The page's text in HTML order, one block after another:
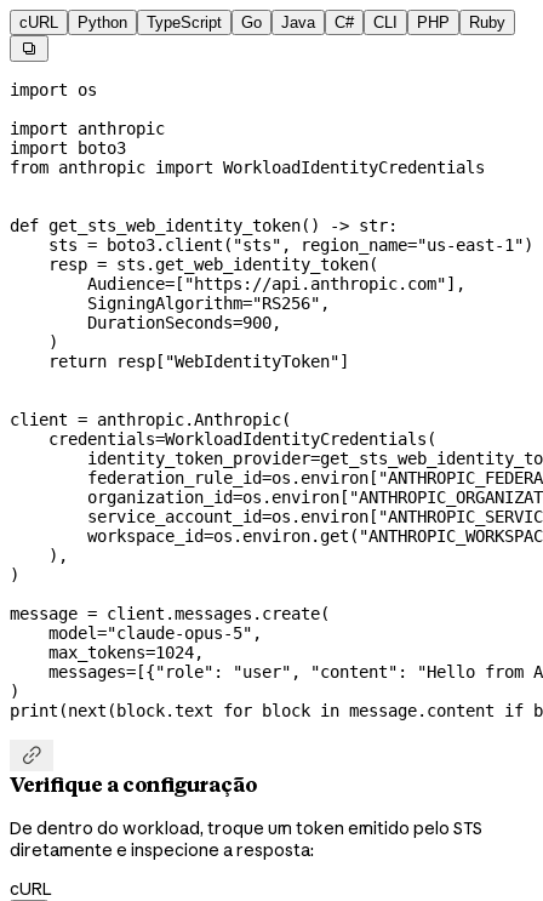
cURL Python TypeScript Go Java C# CLI PHP Ruby

import os
import anthropic
import boto3
from anthropic import WorkloadIdentityCredentials
def get_sts_web_identity_token() -> str:
    sts
= boto3.client( "sts" , region_name="us-east-1")
    resp
= sts.get_web_identity_token(
        Audience
= [ "https://api.anthropic.com"],
        SigningAlgorithm
="RS256" ,
        DurationSeconds
=900,
    )
    return
resp[ "WebIdentityToken"]
client = anthropic.Anthropic(
    credentials
=WorkloadIdentityCredentials(
        identity_token_provider
=
        federation_rule_id
=os.environ[
        organization_id
=os.environ[
        service_account_id
=os.environ[
        workspace_id
=os.environ.get(
    ),
)
message = client.messages.create(
    model
="claude-opus-5" ,
    max_tokens
=1024,
    messages
= [{"role" : "user" , "content" :
"Hello from
)
print (next (block.text for block in message.content if

Verifique a configuração
De dentro do workload, troque um token emitido pelo STS
diretamente e inspecione a resposta:
cURL